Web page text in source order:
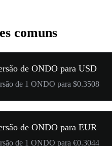
comuns
de ONDO para USD
de 1 ONDO para $0.3508
de ONDO para EUR
de 1 ONDO para €0.3044